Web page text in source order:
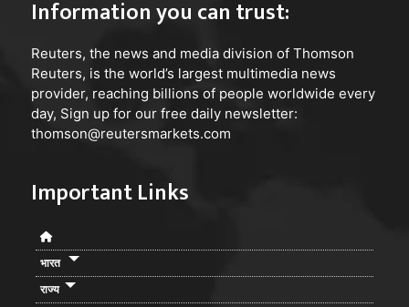
Information you can trust:
Reuters, the news and media division of Thomson
Reuters, is the world’s largest multimedia news
provider, reaching billions of people worldwide every
day, Sign up for our free daily newsletter:
thomson@reutersmarkets.com
Important Links
भारत
राज्य